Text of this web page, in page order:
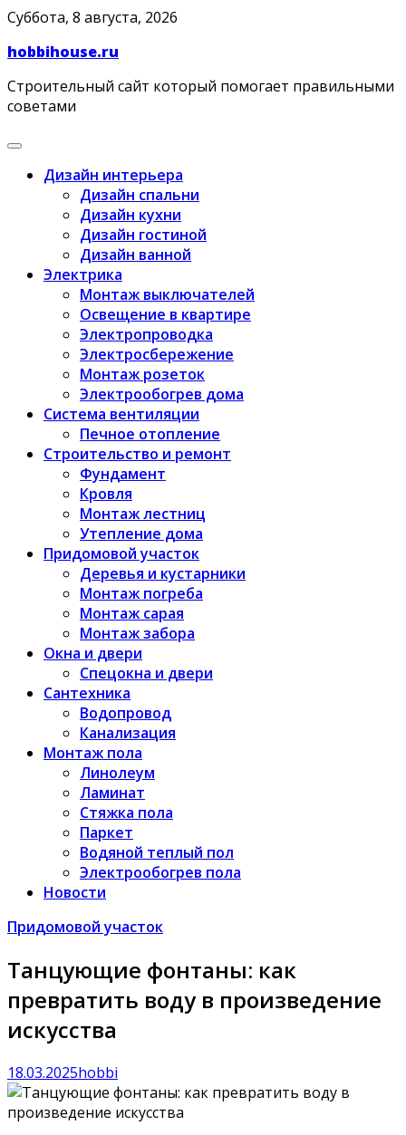
Skip
content
Суббота, 8 августа, 2026
hobbihouse.ru
Строительный сайт который помогает правильными
советами
Дизайн интерьера
Дизайн спальни
Дизайн кухни
Дизайн гостиной
Дизайн ванной
Электрика
Монтаж выключателей
Освещение в квартире
Электропроводка
Электросбережение
Монтаж розеток
Электрообогрев дома
Система вентиляции
Печное отопление
Строительство и ремонт
Фундамент
Кровля
Монтаж лестниц
Утепление дома
Придомовой участок
Деревья и кустарники
Монтаж погреба
Монтаж сарая
Монтаж забора
Окна и двери
Спецокна и двери
Сантехника
Водопровод
Канализация
Монтаж пола
Линолеум
Ламинат
Стяжка пола
Паркет
Водяной теплый пол
Электрообогрев пола
Новости
Придомовой участок
Танцующие фонтаны: как
превратить воду в произведение
искусства
18.03.2025hobbi